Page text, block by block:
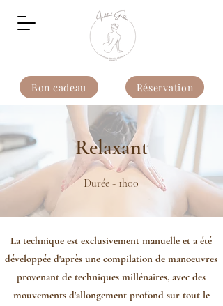
Réservation
Bon cadeau
Relaxant
Durée - 1h00
La technique est exclusivement manuelle et a été
développée d'après une compilation de manoeuvres
provenant de techniques millénaires, avec des
mouvements d'allongement profond sur tout le